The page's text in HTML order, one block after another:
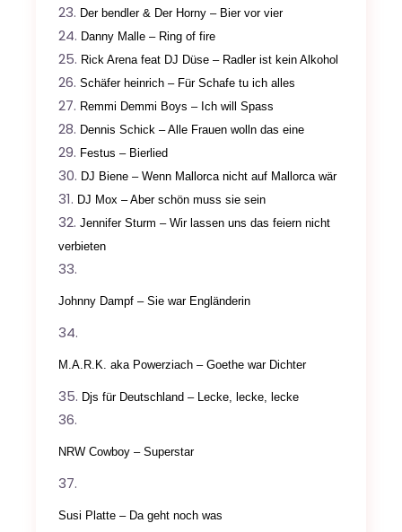
Der bendler & Der Horny – Bier vor vier
Danny Malle – Ring of fire
Rick Arena feat DJ Düse – Radler ist kein Alkohol
Schäfer heinrich – Für Schafe tu ich alles
Remmi Demmi Boys – Ich will Spass
Dennis Schick – Alle Frauen wolln das eine
Festus – Bierlied
DJ Biene – Wenn Mallorca nicht auf Mallorca wär
DJ Mox – Aber schön muss sie sein
Jennifer Sturm – Wir lassen uns das feiern nicht
verbieten
Johnny Dampf – Sie war Engländerin
M.A.R.K. aka Powerziach – Goethe war Dichter
Djs für Deutschland – Lecke, lecke, lecke
NRW Cowboy – Superstar
Susi Platte – Da geht noch was